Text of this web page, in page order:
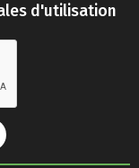
d'utilisation